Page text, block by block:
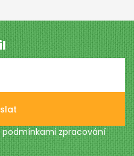
podmínkami zpracování